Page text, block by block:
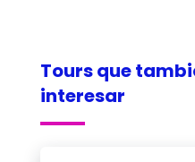
Tours que
interesar